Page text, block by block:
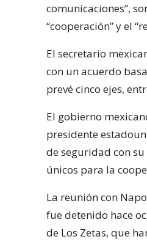
comunicaciones”,
“cooperación” y el
El secretario
con un acuerdo
prevé cinco ejes,
El gobierno
presidente
de seguridad con
únicos para la
La reunión con
fue detenido hace
de Los Zetas, que